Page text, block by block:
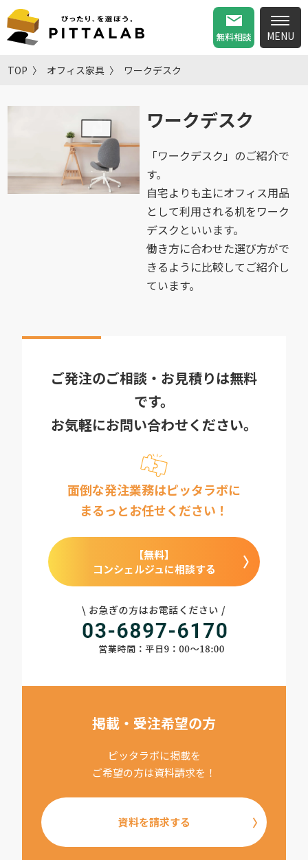
無料相談
TOP オフィス家具 ワークデスク
ワークデスク
「ワークデスク」のご紹介で
す。
自宅よりも主にオフィス用品
として利用される机をワーク
デスクといいます。
働き方に合わせた選び方がで
きるように比較してご紹介し
ています。
ご発注のご相談・お見積りは無料
です。
お気軽にお問い合わせください。
面倒な発注業務はピッタラボに
まるっとお任せください！
【無料】
コンシェルジュに相談する
掲載・受注希望の方
ピッタラボに掲載を
ご希望の方は資料請求を！
資料を請求する